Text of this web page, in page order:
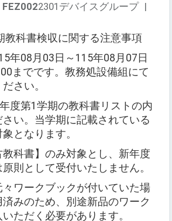
FEZ0022301デバイスグループ |
教科書検収に関する注意事項
年08月03日～115年08月07日
までです。教務処設備組にて
さい。
度第1学期の教科書リストの内
い。当学期に記載されている
となります。
教科書】のみ対象とし、新年度
則として受付いたしません。
々ワークブックが付いていた場
みのため、別途新品のワーク
ただく必要があります。